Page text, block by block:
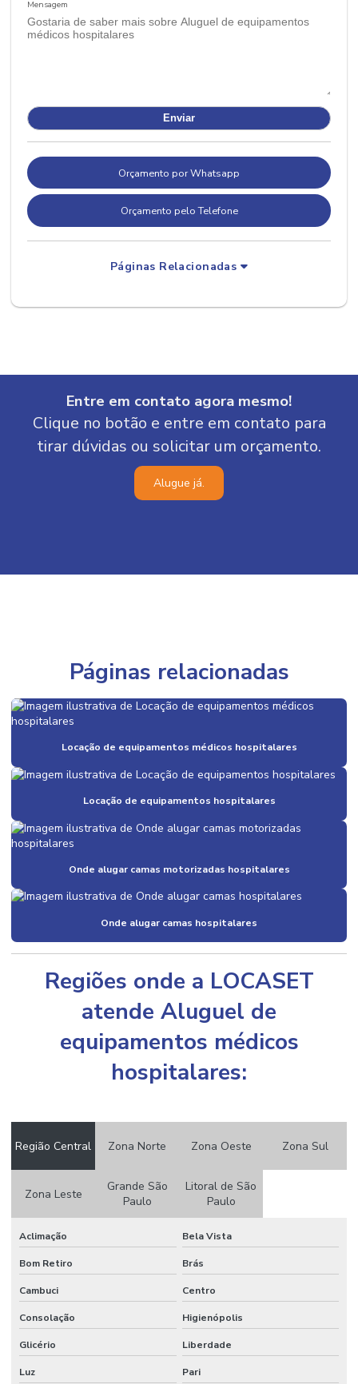
Mensagem
Orçamento por Whatsapp
Orçamento pelo Telefone
Páginas Relacionadas
Entre em contato agora mesmo!
Clique no botão e entre em contato para
tirar dúvidas ou solicitar um orçamento.
Alugue já.
Páginas relacionadas
Locação de equipamentos médicos hospitalares
Locação de equipamentos hospitalares
Onde alugar camas motorizadas hospitalares
Onde alugar camas hospitalares
Regiões onde a LOCASET
atende Aluguel de
equipamentos médicos
hospitalares:
Região Central Zona Norte Zona Oeste Zona Sul
Zona Leste
Grande São
Paulo
Litoral de São
Paulo
Aclimação Bela Vista
Bom Retiro Brás
Cambuci Centro
Consolação Higienópolis
Glicério Liberdade
Luz Pari